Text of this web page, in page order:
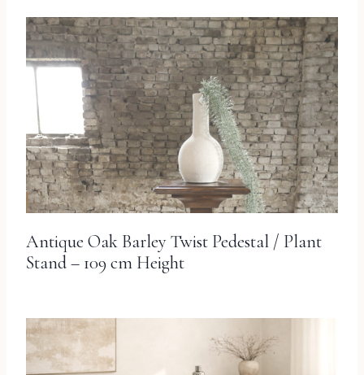
Antique Oak Barley Twist Pedestal / Plant
Stand – 109 cm Height